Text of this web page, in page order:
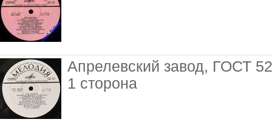
Апрелевский завод, ГОСТ
1 сторона